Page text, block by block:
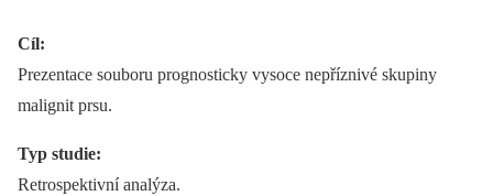
Cíl:
Prezentace souboru prognosticky vysoce nepříznivé skupiny
malignit prsu.
Typ studie:
Retrospektivní analýza.